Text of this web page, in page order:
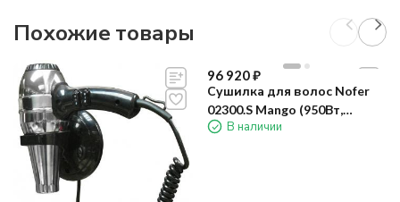
Похожие товары
96 920₽
Сушилка для волос Nofer
02300.S Mango (950Вт,
матовая)
В наличии